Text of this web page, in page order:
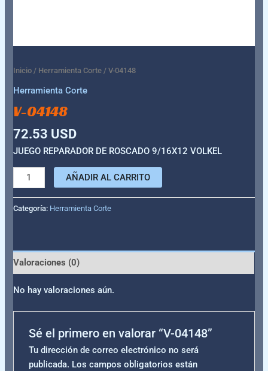
Inicio / Herramienta Corte / V-04148
Herramienta Corte
V-04148
72.53 USD
JUEGO REPARADOR DE ROSCADO 9/16X12 VOLKEL
AÑADIR AL CARRITO
Categoría: Herramienta Corte
Valoraciones (0)
No hay valoraciones aún.
Sé el primero en valorar “V-04148”
Tu dirección de correo electrónico no será
publicada. Los campos obligatorios están